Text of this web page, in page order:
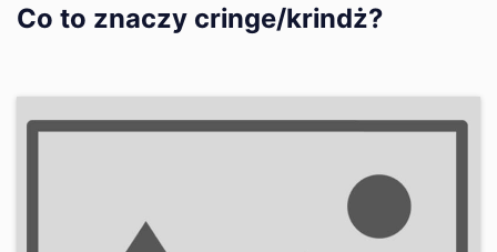
Co to znaczy cringe/krindż?